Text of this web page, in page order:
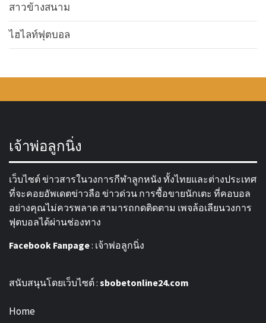
สาวข้างสนาม
ไฮไลท์ฟุตบอล
เจ้าพ่อลูกนิ่ง
เว็บไซต์ ข่าวสารในวงการกีฬาลูกหนัง ทั้งไทยและต่างประเทศ
ที่จะคอยอัพเดตข่าวลือ ข่าวด่วน การซื้อขายนักเตะ ที่คอบอล
อย่างคุณไม่ควรพลาด สามารถกดติดตาม เพจล้อเลียนวงการ
ฟุตบอลได้ผ่านช่องทาง
Facebook Fanpage: เจ้าพ่อลูกนิ่ง
สนับสนุนโดยเว็บไซต์ : sbobetonline24.com
Home